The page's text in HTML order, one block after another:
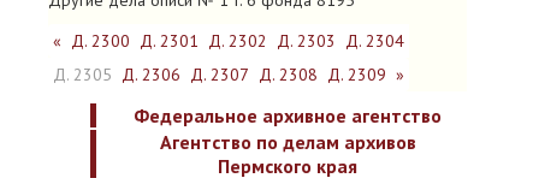
« Д. 2300 Д. 2301 Д. 2302 Д. 2303
Д. 2304
Д. 2305 Д. 2306 Д. 2307 Д. 2308 Д. 2309 »
Федеральное архивное агентство
Агентство по делам архивов
Пермского края